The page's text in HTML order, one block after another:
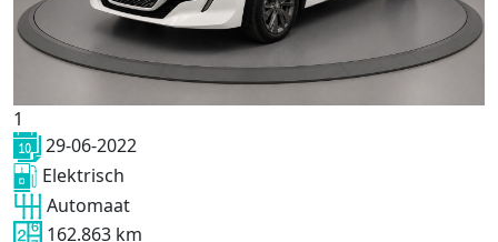
1
29-06-2022
Elektrisch
Automaat
162.863 km